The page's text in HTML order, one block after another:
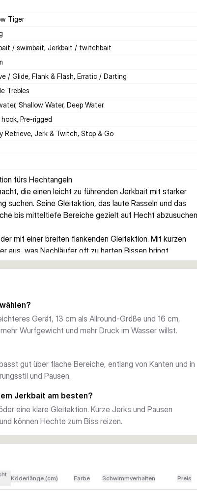
Tiger
/ swimbait, Jerkbait / twitchbait
/ Glide, Flank & Flash, Erratic / Darting
Trebles
Shallow Water, Deep Water
hook, Pre-rigged
Retrieve, Jerk & Twitch, Stop & Go
fürs Hechtangeln
die einen leicht zu führenden Jerkbait mit starker
suchen. Seine Gleitaktion, das laute Rasseln und das
bis mitteltiefe Bereiche gezielt auf Hecht
mit einer breiten flankenden Gleitaktion. Mit kurzen
aus, was Nachläufer oft zu harten Bissen bringt.
die Köderkontrolle zu verlieren.
Zilla Glider über flachen Plateaus, an Kanten und in
ihn zu einer flexiblen Wahl für das Hechtangeln im
reaktionsfreudig und erlaubt dir eine variable Führung
Gerät, 13 cm als Allround-Größe und 16 cm,
Wurfgewicht und mehr Druck im Wasser willst.
gut über flache Bereiche, entlang von Kanten und in
und Pausen.
Jerkbait am besten?
eine klare Gleitaktion. Kurze Jerks und Pausen
können Hechte zum Biss reizen.
Köderlänge (cm) Farbe Schwimmverhalten Preis